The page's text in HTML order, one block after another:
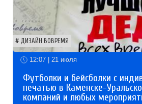
ДИЗАЙН ВОВРЕМЯ
12:07 | 21 июля
Футболки и бейсболки с
печатью в Каменске-
компаний и любых